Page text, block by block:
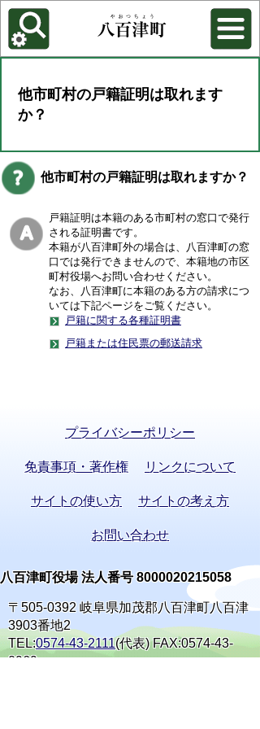
各種機能
背景色を変更する
他市町村の戸籍証明は取れます
か？
他市町村の戸籍証明は取れますか？
戸籍証明は本籍のある市町村の窓口で発行
される証明書です。
本籍が八百津町外の場合は、八百津町の窓
口では発行できませんので、本籍地の市区
町村役場へお問い合わせください。
なお、八百津町に本籍のある方の請求につ
いては下記ページをご覧ください。
戸籍に関する各種証明書
戸籍または住民票の郵送請求
プライバシーポリシー
免責事項・著作権 リンクについて
サイトの使い方 サイトの考え方
お問い合わせ
八百津町役場 法人番号 8000020215058
〒505-0392 岐阜県加茂郡八百津町八百津
3903番地2
TEL:0574-43-2111(代表) FAX:0574-43-
0969